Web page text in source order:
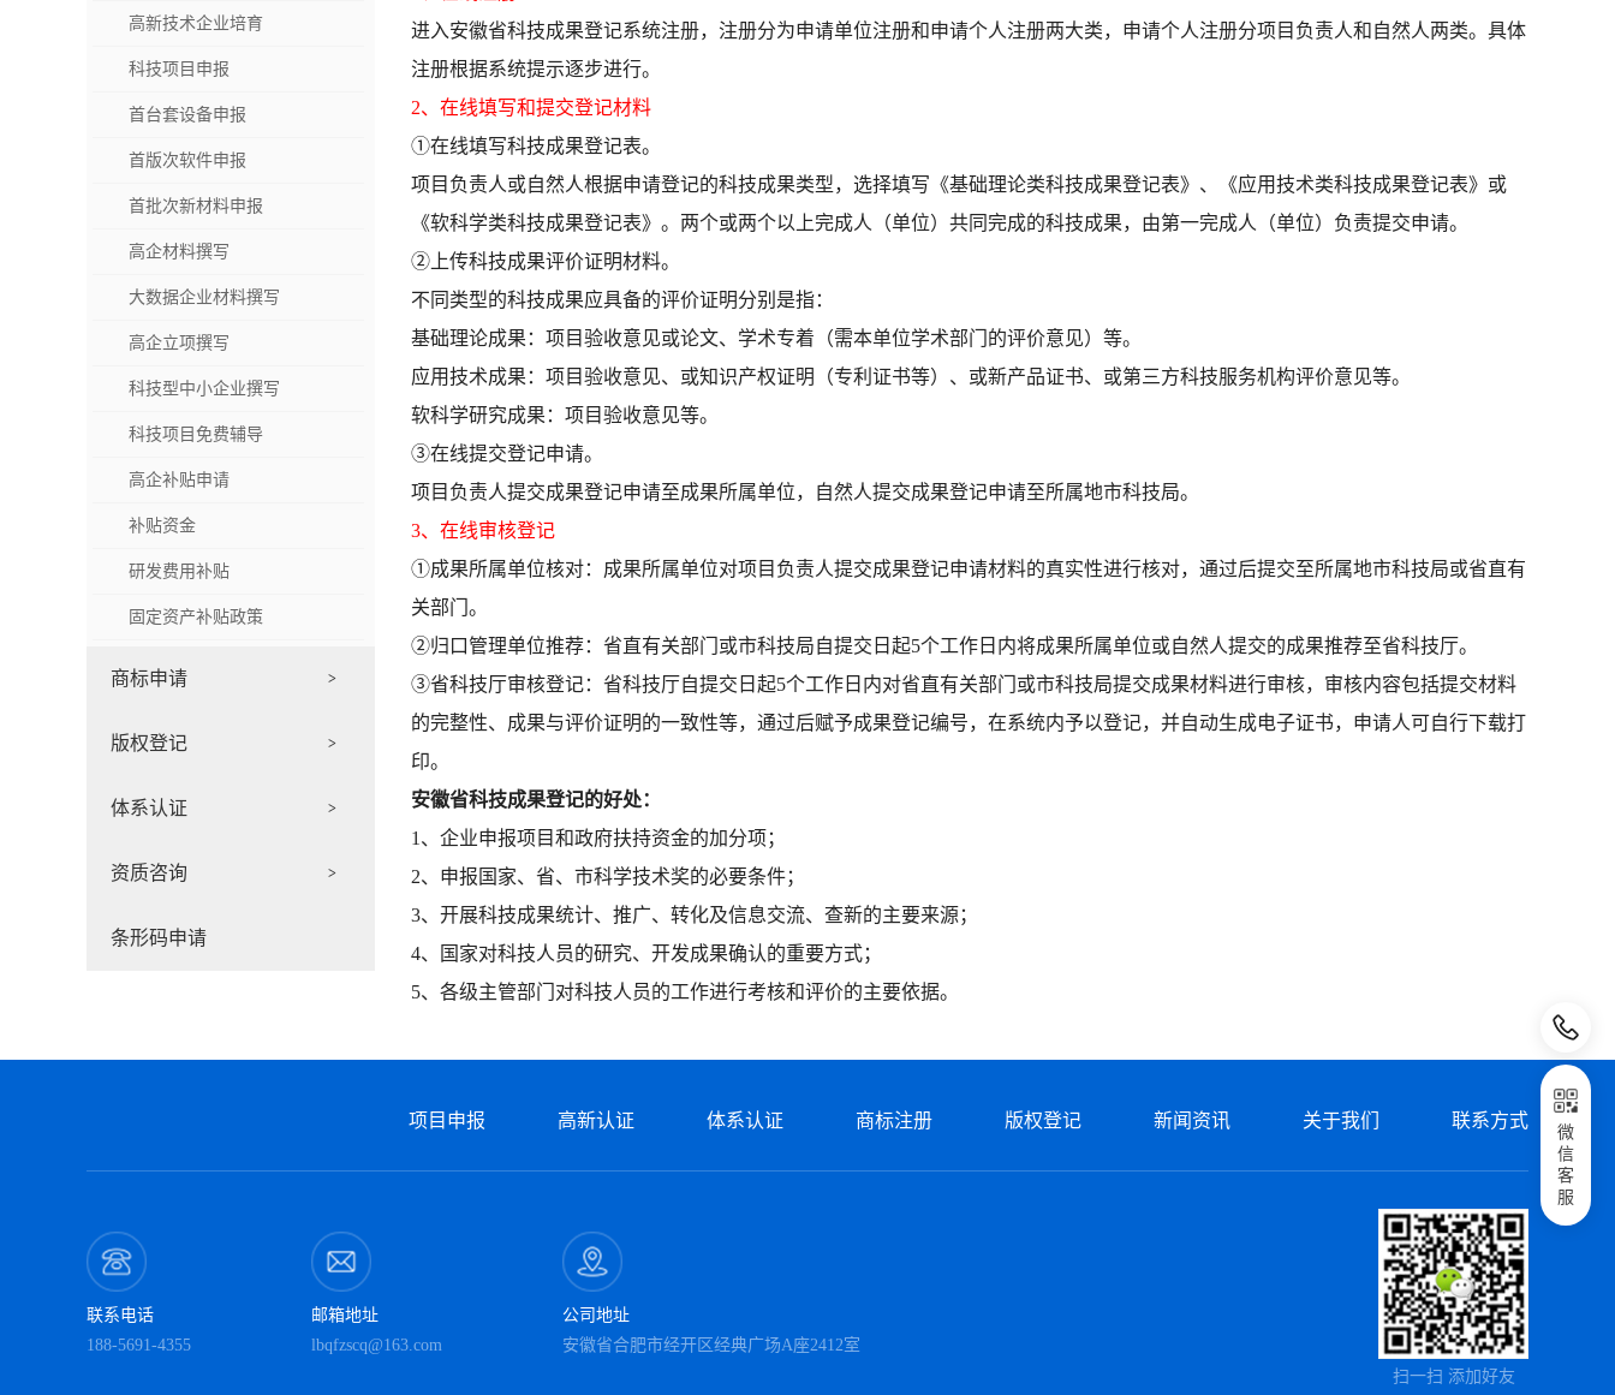
高新技术企业培育
科技项目申报
首台套设备申报
首版次软件申报
首批次新材料申报
高企材料撰写
大数据企业材料撰写
高企立项撰写
科技型中小企业撰写
科技项目免费辅导
高企补贴申请
补贴资金
研发费用补贴
固定资产补贴政策
商标申请 >
版权登记 >
体系认证 >
资质咨询 >
条形码申请
进入安徽省科技成果登记系统注册，注册分为申请单位注册和申请个人注册两大类，申请个人注册分项目负责人和自然人两类。具体
注册根据系统提示逐步进行。
2、在线填写和提交登记材料
①在线填写科技成果登记表。
项目负责人或自然人根据申请登记的科技成果类型，选择填写《基础理论类科技成果登记表》、《应用技术类科技成果登记表》或
《软科学类科技成果登记表》。两个或两个以上完成人（单位）共同完成的科技成果，由第一完成人（单位）负责提交申请。
②上传科技成果评价证明材料。
不同类型的科技成果应具备的评价证明分别是指：
基础理论成果：项目验收意见或论文、学术专着（需本单位学术部门的评价意见）等。
应用技术成果：项目验收意见、或知识产权证明（专利证书等）、或新产品证书、或第三方科技服务机构评价意见等。
软科学研究成果：项目验收意见等。
③在线提交登记申请。
项目负责人提交成果登记申请至成果所属单位，自然人提交成果登记申请至所属地市科技局。
3、在线审核登记
①成果所属单位核对： 成果所属单位对项目负责人提交成果登记申请材料的真实性进行核对，通过后提交至所属地市科技局或省直有
关部门。
②归口管理单位推荐： 省直有关部门或市科技局自提交日起5个工作日内将成果所属单位或自然人提交的成果推荐至省科技厅。
③省科技厅审核登记： 省科技厅自提交日起5个工作日内对省直有关部门或市科技局提交成果材料进行审核，审核内容包括提交材料
的完整性、成果与评价证明的一致性等，通过后赋予成果登记编号，在系统内予以登记，并自动生成电子证书，申请人可自行下载打
印。
安徽省科技成果登记的好处：
1、企业申报项目和政府扶持资金的加分项；
2、申报国家、省、市科学技术奖的必要条件；
3、开展科技成果统计、推广、转化及信息交流、查新的主要来源；
4、国家对科技人员的研究、开发成果确认的重要方式；
5、各级主管部门对科技人员的工作进行考核和评价的主要依据。​​​​
项目申报 高新认证 体系认证 商标注册 版权登记 新闻资讯 关于我们 联系方式
联系电话
188-5691-4355
邮箱地址
lbqfzscq@163.com
公司地址
安徽省合肥市经开区经典广场A座2412室
扫一扫 添加好友
微
信
客
服